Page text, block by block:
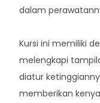
dalam
Kursi ini memiliki
melengkapi
diatur
memberikan